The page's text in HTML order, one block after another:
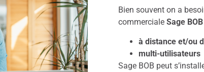
Bien souvent on a
commerciale Sage BOB
à distance et/ou
multi-utilisateurs
Sage BOB peut